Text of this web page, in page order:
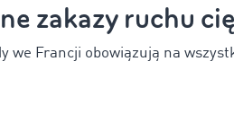
zakazy ruchu
we Francji obowiązują na